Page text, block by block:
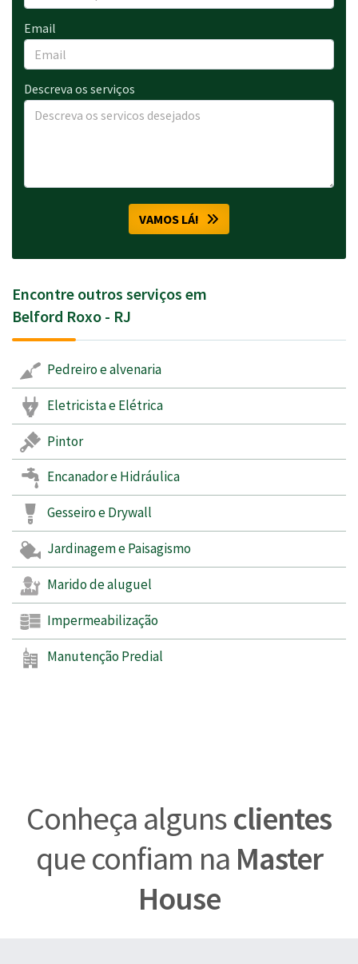
Email
Descreva os serviços
VAMOS LÁ!
Encontre outros serviços em
Belford Roxo - RJ
Pedreiro e alvenaria
Eletricista e Elétrica
Pintor
Encanador e Hidráulica
Gesseiro e Drywall
Jardinagem e Paisagismo
Marido de aluguel
Impermeabilização
Manutenção Predial
Conheça algunsclientes
que confiam na Master
House